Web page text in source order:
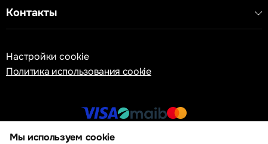
Контакты
Настройки cookie
Политика использования cookie
Мы используем cookie